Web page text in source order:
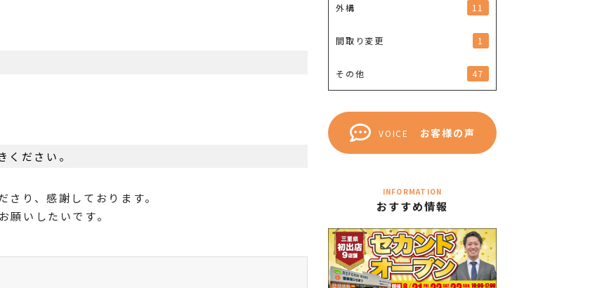
ください。
り、感謝しております。
願いしたいです。
外構 11
間取り変更 1
その他 47
VOICE お客様の声
INFORMATION
おすすめ情報